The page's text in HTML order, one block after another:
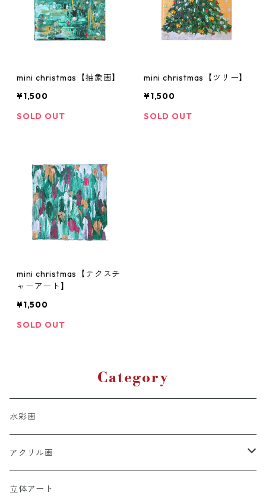
mini christmas【抽象画】
¥1,500
SOLD OUT
mini christmas【ツリー】
¥1,500
SOLD OUT
mini christmas【テクスチ
ャーアート】
¥1,500
SOLD OUT
Category
水彩画
アクリル画
女性性
立体アート